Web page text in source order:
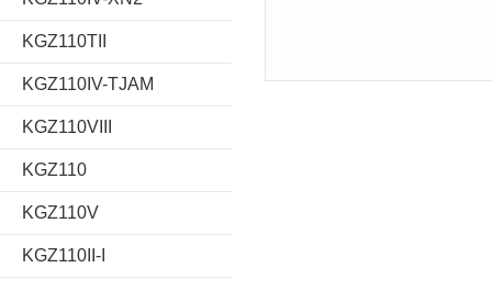
KGZ110TII
KGZ110IV-TJAM
KGZ110VIII
KGZ110
KGZ110V
KGZ110II-I